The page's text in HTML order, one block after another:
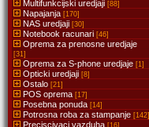
Multifunkcijski uredjaji [88]
Napajanja [170]
NAS uredjaji [30]
Notebook racunari [46]
Oprema za prenosne uredjaje
[31]
Oprema za S-phone uredjaje [1]
Opticki uredjaji [8]
Ostalo [21]
POS oprema [17]
Posebna ponuda [14]
Potrosna roba za stampanje [142]
Preciscivaci vazduha [16]